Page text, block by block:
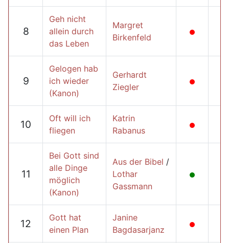
8
Geh nicht
allein durch
das Leben
Margret
Birkenfeld
9
Gelogen hab
ich wieder
(Kanon)
Gerhardt
Ziegler
10
Oft will ich
fliegen
Katrin
Rabanus
11
Bei Gott sind
alle Dinge
möglich
(Kanon)
Aus der Bibel /
Lothar
Gassmann
12
Gott hat
einen Plan
Janine
Bagdasarjanz